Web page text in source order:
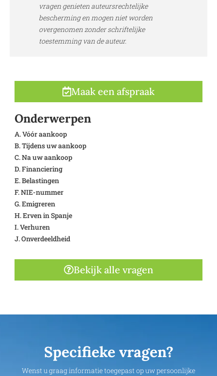
vragen genieten auteursrechtelijke
bescherming en mogen niet worden
overgenomen zonder schriftelijke
toestemming van de auteur.
Maak een afspraak
Onderwerpen
A. Vóór aankoop
B. Tijdens uw aankoop
C. Na uw aankoop
D. Financiering
E. Belastingen
F. NIE-nummer
G. Emigreren
H. Erven in Spanje
I. Verhuren
J. Onverdeeldheid
Bekijk alle vragen
Specifieke vragen?
Wenst u graag informatie toegepast op uw persoonlijke